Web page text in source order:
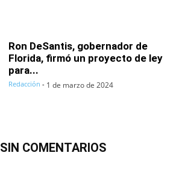
Ron DeSantis, gobernador de
Florida, firmó un proyecto de ley
para...
Redacción - 1 de marzo de 2024
SIN COMENTARIOS